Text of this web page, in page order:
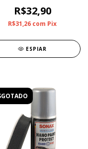
R$32,90
R$31,26 com Pix
ESPIAR